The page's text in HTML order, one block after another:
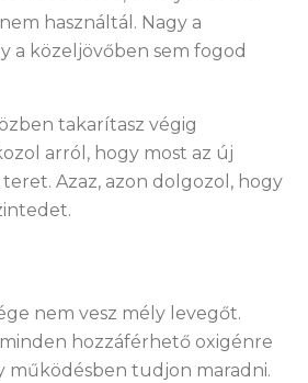
használtál. Nagy a
a közeljövőben sem fogod
takarítasz végig
arról, hogy most az új
Azaz, azon dolgozol, hogy
nem vesz mély levegőt.
hozzáférhető oxigénre
működésben tudjon maradni.